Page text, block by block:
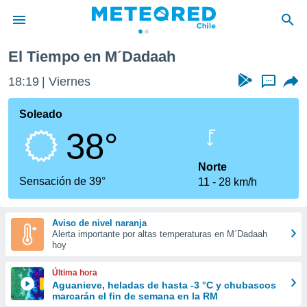
de
por
que se
calidad.
a este
las
y
forma
digital
basada
El Tiempo en M´Dadaah
18:19 Viernes ...
Soleado
38°
Sensación de 39°
Norte
11
28 km/h
Aviso de nivel naranja
Alerta importante por altas temperaturas en M´Dadaah
hoy
Última hora
Aguanieve, heladas de hasta -3 °C y chubascos
marcarán el fin de semana en la RM